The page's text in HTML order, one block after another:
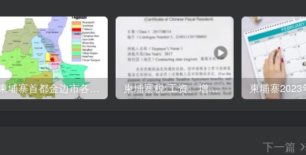
柬埔寨首都金边市各区与分区名称分布 柬埔寨税:工资、增值、预扣、利润、专利、产业、注册税
下一篇